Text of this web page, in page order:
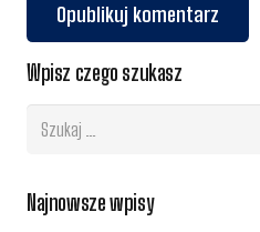
Opublikuj komentarz
Wpisz czego szukasz
Szukaj:
Najnowsze wpisy